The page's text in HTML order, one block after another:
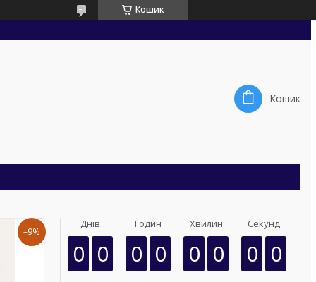
Кошик
Кошик
–9%
Днів
0 0
Годин
0 0
Хвилин
0 0
Секунд
0 0